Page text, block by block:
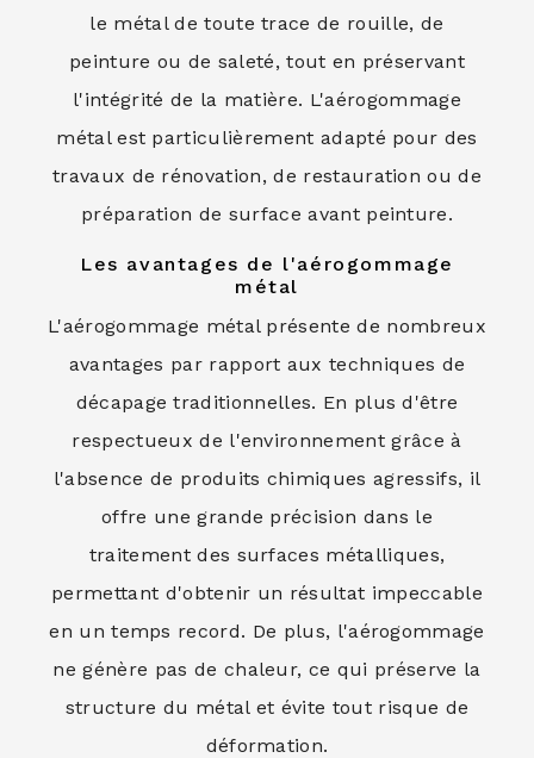
le métal de toute trace de rouille, de
peinture ou de saleté, tout en préservant
l'intégrité de la matière. L'aérogommage
métal est particulièrement adapté pour des
travaux de rénovation, de restauration ou de
préparation de surface avant peinture.
Les avantages de l'aérogommage
métal
L'aérogommage métal présente de nombreux
avantages par rapport aux techniques de
décapage traditionnelles. En plus d'être
respectueux de l'environnement grâce à
l'absence de produits chimiques agressifs, il
offre une grande précision dans le
traitement des surfaces métalliques,
permettant d'obtenir un résultat impeccable
en un temps record. De plus, l'aérogommage
ne génère pas de chaleur, ce qui préserve la
structure du métal et évite tout risque de
déformation.